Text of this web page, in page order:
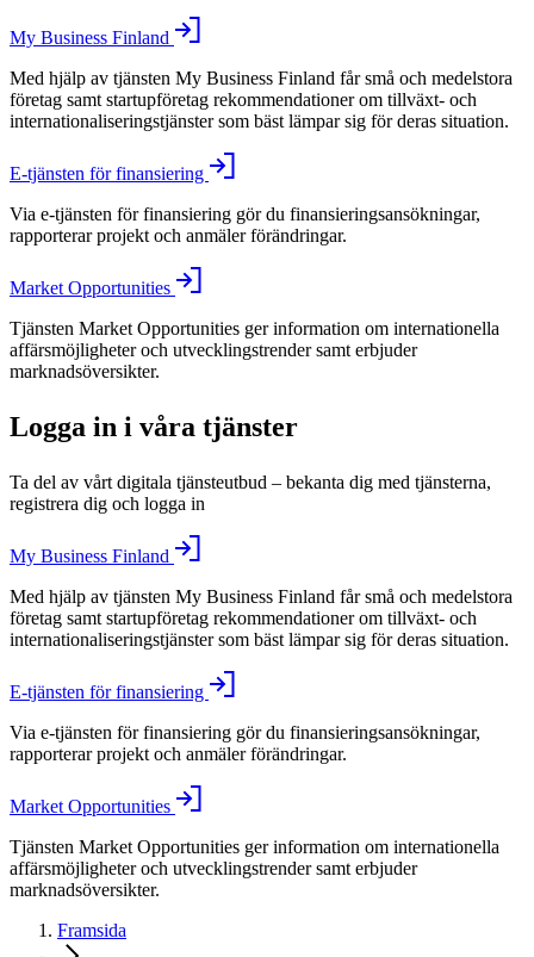
My Business Finland
Med hjälp av tjänsten My Business Finland får små och medelstora
företag samt startupföretag rekommendationer om tillväxt- och
internationaliseringstjänster som bäst lämpar sig för deras situation.
E-tjänsten för finansiering
Via e-tjänsten för finansiering gör du finansieringsansökningar,
rapporterar projekt och anmäler förändringar.
Market Opportunities
Tjänsten Market Opportunities ger information om internationella
affärsmöjligheter och utvecklingstrender samt erbjuder
marknadsöversikter.
Logga in i våra tjänster
Ta del av vårt digitala tjänsteutbud – bekanta dig med tjänsterna,
registrera dig och logga in
My Business Finland
Med hjälp av tjänsten My Business Finland får små och medelstora
företag samt startupföretag rekommendationer om tillväxt- och
internationaliseringstjänster som bäst lämpar sig för deras situation.
E-tjänsten för finansiering
Via e-tjänsten för finansiering gör du finansieringsansökningar,
rapporterar projekt och anmäler förändringar.
Market Opportunities
Tjänsten Market Opportunities ger information om internationella
affärsmöjligheter och utvecklingstrender samt erbjuder
marknadsöversikter.
Framsida